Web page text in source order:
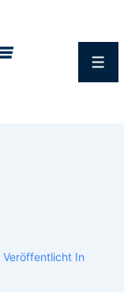
Veröffentlicht In